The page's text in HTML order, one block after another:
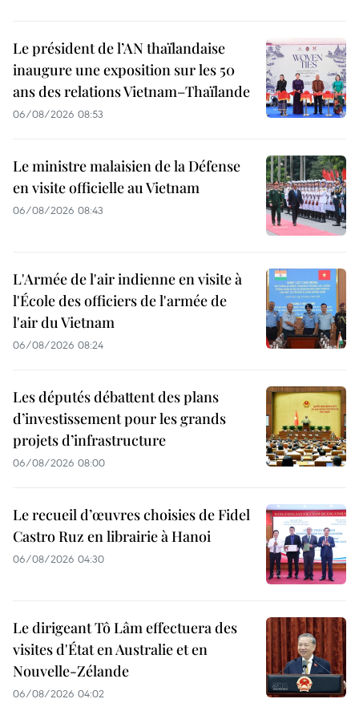
Le président de l’AN thaïlandaise
inaugure une exposition sur les 50
ans des relations Vietnam–Thaïlande
06/08/2026 08:53
Le ministre malaisien de la Défense
en visite officielle au Vietnam
06/08/2026 08:43
L'Armée de l'air indienne en visite à
l'École des officiers de l'armée de
l'air du Vietnam
06/08/2026 08:24
Les députés débattent des plans
d’investissement pour les grands
projets d’infrastructure
06/08/2026 08:00
Le recueil d’œuvres choisies de Fidel
Castro Ruz en librairie à Hanoi
06/08/2026 04:30
Le dirigeant Tô Lâm effectuera des
visites d'État en Australie et en
Nouvelle-Zélande
06/08/2026 04:02